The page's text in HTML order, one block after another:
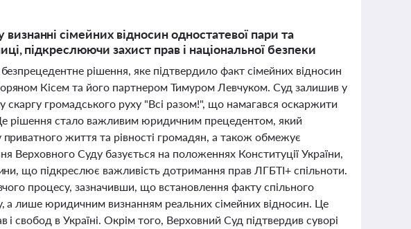
сімейних відносин одностатевої пари та
підкреслюючи захист прав і національної безпеки
рішення, яке підтвердило факт сімейних відносин
Кісем та його партнером Тимуром Левчуком. Суд залишив у
скаргу громадського руху "Всі разом!", що намагався оскаржити
рішення стало важливим юридичним прецедентом, який
життя та рівності громадян, а також обмежує
Верховного Суду базується на положеннях Конституції України,
що підкреслює важливість дотримання прав ЛГБТІ+ спільноти.
процесу, зазначивши, що встановлення факту спільного
а лише юридичним визнанням реальних сімейних відносин. Це
свобод в Україні. Окрім того, Верховний Суд підтвердив суворі